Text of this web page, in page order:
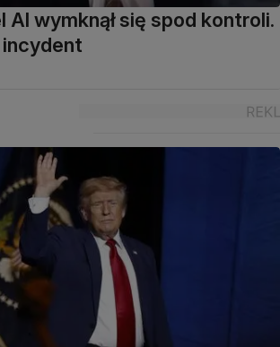
AI wymknął się spod kontroli.
incydent